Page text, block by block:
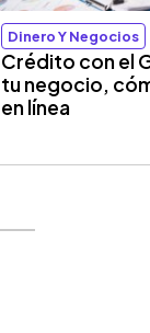
Dinero Y Negocios
Crédito con el
tu negocio,
en línea